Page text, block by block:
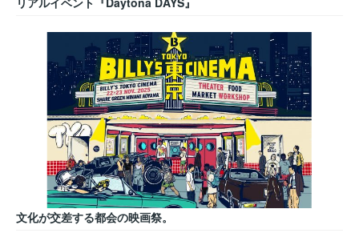
文化が交差する都会の映画祭。